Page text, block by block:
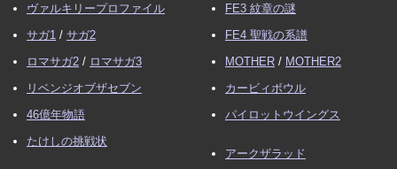
ヴァルキリープロファイル
サガ1 / サガ2
ロマサガ2 / ロマサガ3
リベンジオブザセブン
46億年物語
たけしの挑戦状
FE3 紋章の謎
FE4 聖戦の系譜
MOTHER / MOTHER2
カービィボウル
パイロットウイングス
アークザラッド